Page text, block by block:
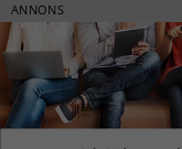
ANNONS